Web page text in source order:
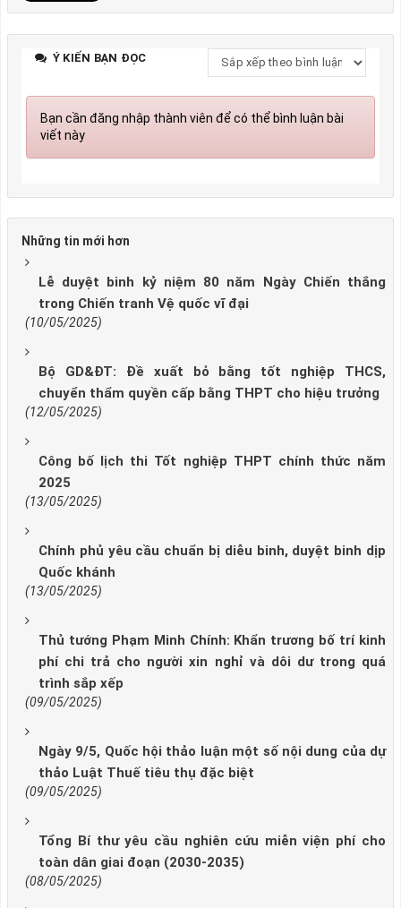
Ý KIẾN BẠN ĐỌC
Bạn cần đăng nhập thành viên để có thể bình luận bài
viết này
Những tin mới hơn
Lễ duyệt binh kỷ niệm 80 năm Ngày Chiến thắng
trong Chiến tranh Vệ quốc vĩ đại
(10/05/2025)
Bộ GD&ĐT: Đề xuất bỏ bằng tốt nghiệp THCS,
chuyển thẩm quyền cấp bằng THPT cho hiệu trưởng
(12/05/2025)
Công bố lịch thi Tốt nghiệp THPT chính thức năm
2025
(13/05/2025)
Chính phủ yêu cầu chuẩn bị diễu binh, duyệt binh dịp
Quốc khánh
(13/05/2025)
Thủ tướng Phạm Minh Chính: Khẩn trương bố trí kinh
phí chi trả cho người xin nghỉ và dôi dư trong quá
trình sắp xếp
(09/05/2025)
Ngày 9/5, Quốc hội thảo luận một số nội dung của dự
thảo Luật Thuế tiêu thụ đặc biệt
(09/05/2025)
Tổng Bí thư yêu cầu nghiên cứu miễn viện phí cho
toàn dân giai đoạn (2030-2035)
(08/05/2025)